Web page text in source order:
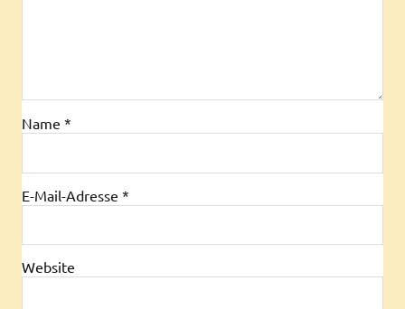
Name *
E-Mail-Adresse *
Website